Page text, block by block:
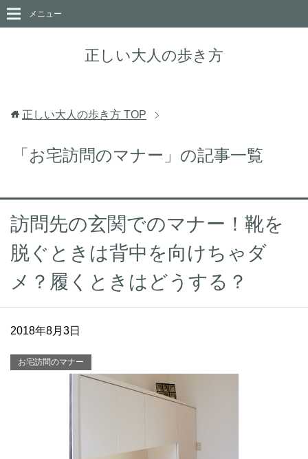
正しい大人の歩き方
メニュー
正しい大人の歩き方 TOP
「お宅訪問のマナー」の記事一覧
訪問先の玄関でのマナー！靴を
脱ぐときは背中を向けちゃダ
メ？履くときはどうする？
2018年8月3日
お宅訪問のマナー